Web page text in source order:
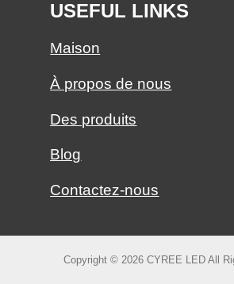
USEFUL LINKS
Maison
À propos de nous
Des produits
Blog
Contactez-nous
Copyright © 2026 CYREE LED All